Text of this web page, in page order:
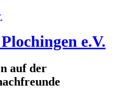
e.V.
auf der